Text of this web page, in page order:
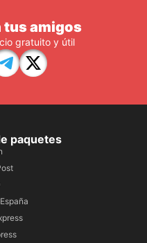
tus amigos
gratuito y útil
paquetes